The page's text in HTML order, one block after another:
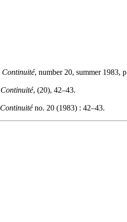
Continuité, number 20, summer 1983,
Continuité, (20), 42–43.
Continuiténo. 20 (1983) : 42–43.